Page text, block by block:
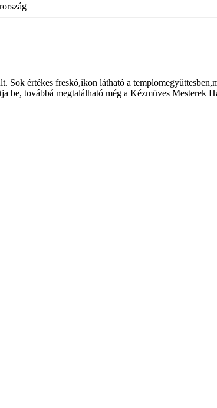
Sok értékes freskó,ikon látható a
be, továbbá megtalálható még a Kézmüves Mesterek